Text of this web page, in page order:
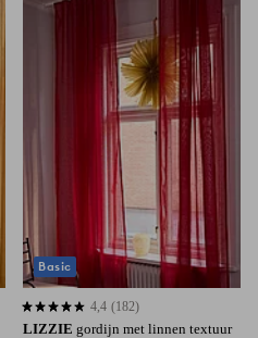
LIZZIE gordijn met linnen textuur
4,4 op basis van 182 beoordelingen
4,4 (182)
Basic